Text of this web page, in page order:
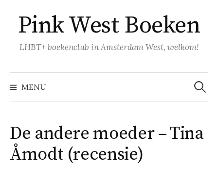
inhoud
springen
Pink West Boeken
LHBT+ boekenclub in Amsterdam West, welkom!
MENU
Zoeken
naar:
De andere moeder – Tina
Åmodt (recensie)